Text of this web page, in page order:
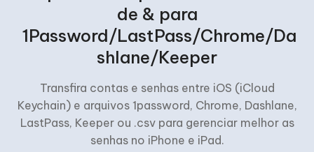
de & para
1Password/LastPass/Chrome/Da
shlane/Keeper
Transfira contas e senhas entre iOS (iCloud
Keychain) e arquivos 1password, Chrome, Dashlane,
LastPass, Keeper ou .csv para gerenciar melhor as
senhas no iPhone e iPad.